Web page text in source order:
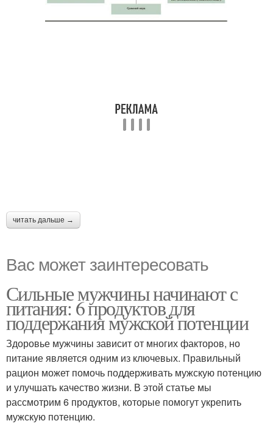
читать дальше →
Вас может заинтересовать
Сильные мужчины начинают с
питания: 6 продуктов для
поддержания мужской потенции
Здоровье мужчины зависит от многих факторов, но
питание является одним из ключевых. Правильный
рацион может помочь поддерживать мужскую потенцию
и улучшать качество жизни. В этой статье мы
рассмотрим 6 продуктов, которые помогут укрепить
мужскую потенцию.